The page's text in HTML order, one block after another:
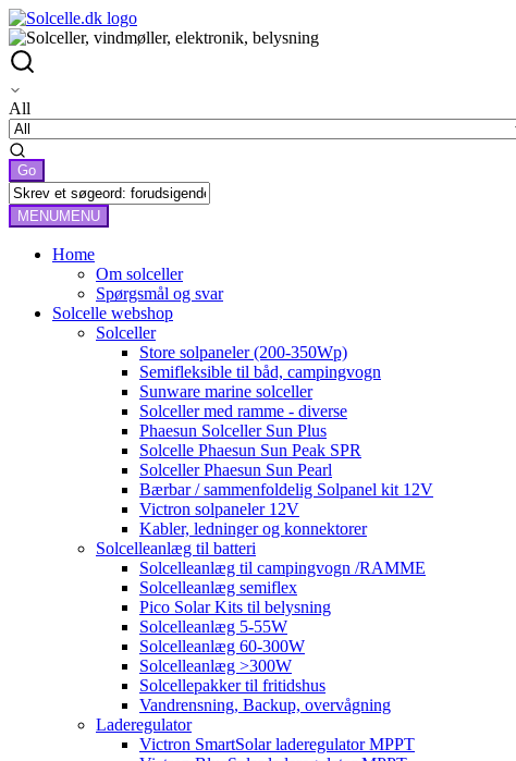
All
MENUMENU
Home
Om solceller
Spørgsmål og svar
Solcelle webshop
Solceller
Store solpaneler (200-350Wp)
Semifleksible til båd, campingvogn
Sunware marine solceller
Solceller med ramme - diverse
Phaesun Solceller Sun Plus
Solcelle Phaesun Sun Peak SPR
Solceller Phaesun Sun Pearl
Bærbar / sammenfoldelig Solpanel kit 12V
Victron solpaneler 12V
Kabler, ledninger og konnektorer
Solcelleanlæg til batteri
Solcelleanlæg til campingvogn /RAMME
Solcelleanlæg semiflex
Pico Solar Kits til belysning
Solcelleanlæg 5-55W
Solcelleanlæg 60-300W
Solcelleanlæg >300W
Solcellepakker til fritidshus
Vandrensning, Backup, overvågning
Laderegulator
Victron SmartSolar laderegulator MPPT